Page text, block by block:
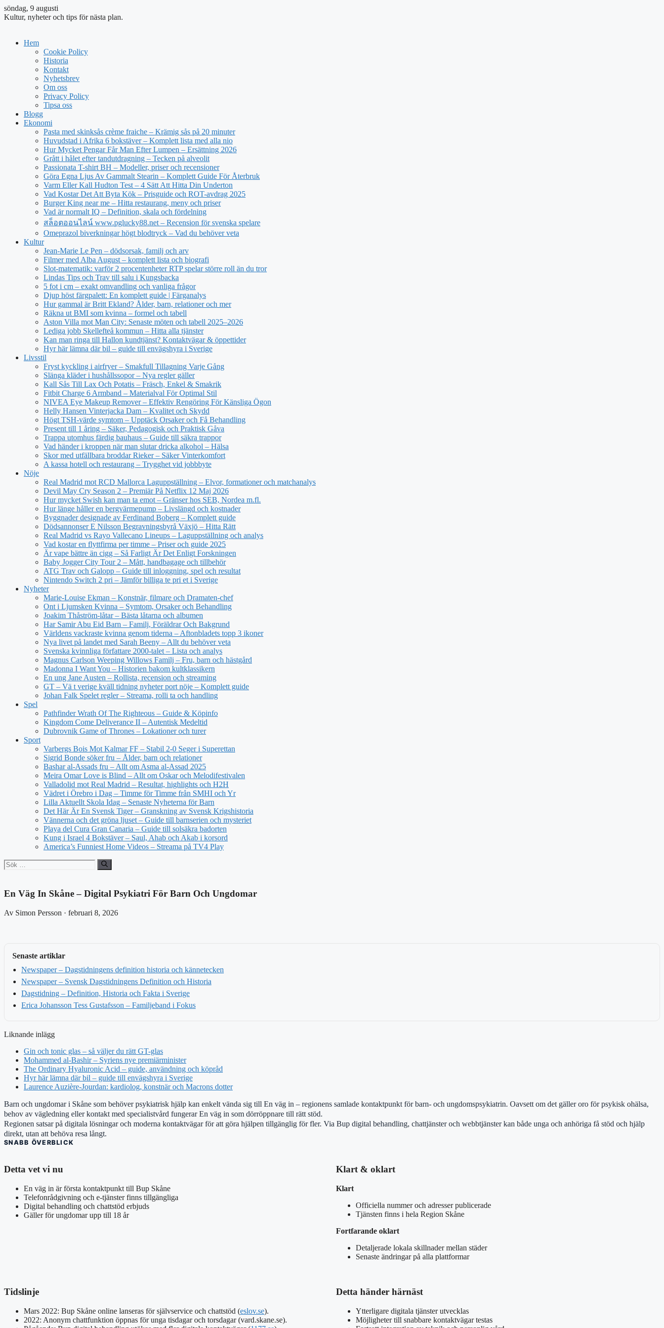
söndag, 9 augusti
Kultur, nyheter och tips för nästa plan.
Hem
Cookie Policy
Historia
Kontakt
Nyhetsbrev
Om oss
Privacy Policy
Tipsa oss
Blogg
Ekonomi
Pasta med skinksås crème fraiche – Krämig sås på 20 minuter
Huvudstad i Afrika 6 bokstäver – Komplett lista med alla nio
Hur Mycket Pengar Får Man Efter Lumpen – Ersättning 2026
Grått i hålet efter tandutdragning – Tecken på alveolit
Passionata T-shirt BH – Modeller, priser och recensioner
Göra Egna Ljus Av Gammalt Stearin – Komplett Guide För Återbruk
Varm Eller Kall Hudton Test – 4 Sätt Att Hitta Din Underton
Vad Kostar Det Att Byta Kök – Prisguide och ROT-avdrag 2025
Burger King near me – Hitta restaurang, meny och priser
Vad är normalt IQ – Definition, skala och fördelning
สล็อตออนไลน์ www.pglucky88.net – Recension för svenska spelare
Omeprazol biverkningar högt blodtryck – Vad du behöver veta
Kultur
Jean‑Marie Le Pen – dödsorsak, familj och arv
Filmer med Alba August – komplett lista och biografi
Slot-matematik: varför 2 procentenheter RTP spelar större roll än du tror
Lindas Tips och Trav till salu i Kungsbacka
5 fot i cm – exakt omvandling och vanliga frågor
Djup höst färgpalett: En komplett guide | Färganalys
Hur gammal är Britt Ekland? Ålder, barn, relationer och mer
Räkna ut BMI som kvinna – formel och tabell
Aston Villa mot Man City: Senaste möten och tabell 2025–2026
Lediga jobb Skellefteå kommun – Hitta alla tjänster
Kan man ringa till Hallon kundtjänst? Kontaktvägar & öppettider
Hyr här lämna där bil – guide till envägshyra i Sverige
Livsstil
Fryst kyckling i airfryer – Smakfull Tillagning Varje Gång
Slänga kläder i hushållssopor – Nya regler gäller
Kall Sås Till Lax Och Potatis – Fräsch, Enkel & Smakrik
Fitbit Charge 6 Armband – Materialval För Optimal Stil
NIVEA Eye Makeup Remover – Effektiv Rengöring För Känsliga Ögon
Helly Hansen Vinterjacka Dam – Kvalitet och Skydd
Högt TSH-värde symtom – Upptäck Orsaker och Få Behandling
Present till 1 åring – Säker, Pedagogisk och Praktisk Gåva
Trappa utomhus färdig bauhaus – Guide till säkra trappor
Vad händer i kroppen när man slutar dricka alkohol – Hälsa
Skor med utfällbara broddar Rieker – Säker Vinterkomfort
A kassa hotell och restaurang – Trygghet vid jobbbyte
Nöje
Real Madrid mot RCD Mallorca Laguppställning – Elvor, formationer och matchanalys
Devil May Cry Season 2 – Premiär På Netflix 12 Maj 2026
Hur mycket Swish kan man ta emot – Gränser hos SEB, Nordea m.fl.
Hur länge håller en bergvärmepump – Livslängd och kostnader
Byggnader designade av Ferdinand Boberg – Komplett guide
Dödsannonser E Nilsson Begravningsbyrå Växjö – Hitta Rätt
Real Madrid vs Rayo Vallecano Lineups – Laguppställning och analys
Vad kostar en flyttfirma per timme – Priser och guide 2025
Är vape bättre än cigg – Så Farligt Är Det Enligt Forskningen
Baby Jogger City Tour 2 – Mått, handbagage och tillbehör
ATG Trav och Galopp – Guide till inloggning, spel och resultat
Nintendo Switch 2 pri – Jämför billiga te pri et i Sverige
Nyheter
Marie-Louise Ekman – Konstnär, filmare och Dramaten-chef
Ont i Ljumsken Kvinna – Symtom, Orsaker och Behandling
Joakim Thåström-låtar – Bästa låtarna och albumen
Har Samir Abu Eid Barn – Familj, Föräldrar Och Bakgrund
Världens vackraste kvinna genom tiderna – Aftonbladets topp 3 ikoner
Nya livet på landet med Sarah Beeny – Allt du behöver veta
Svenska kvinnliga författare 2000-talet – Lista och analys
Magnus Carlson Weeping Willows Familj – Fru, barn och hästgård
Madonna I Want You – Historien bakom kultklassikern
En ung Jane Austen – Rollista, recension och streaming
GT – Vä t verige kväll tidning nyheter port nöje – Komplett guide
Johan Falk Spelet regler – Streama, rolli ta och handling
Spel
Pathfinder Wrath Of The Righteous – Guide & Köpinfo
Kingdom Come Deliverance II – Autentisk Medeltid
Dubrovnik Game of Thrones – Lokationer och turer
Sport
Varbergs Bois Mot Kalmar FF – Stabil 2-0 Seger i Superettan
Sigrid Bonde söker fru – Ålder, barn och relationer
Bashar al-Assads fru – Allt om Asma al-Assad 2025
Meira Omar Love is Blind – Allt om Oskar och Melodifestivalen
Valladolid mot Real Madrid – Resultat, highlights och H2H
Vädret i Örebro i Dag – Timme för Timme från SMHI och Yr
Lilla Aktuellt Skola Idag – Senaste Nyheterna för Barn
Det Här Är En Svensk Tiger – Granskning av Svensk Krigshistoria
Vännerna och det gröna ljuset – Guide till barnserien och mysteriet
Playa del Cura Gran Canaria – Guide till solsäkra badorten
Kung i Israel 4 Bokstäver – Saul, Ahab och Akab i korsord
America’s Funniest Home Videos – Streama på TV4 Play
Sök
efter:
En Väg In Skåne – Digital Psykiatri För Barn Och Ungdomar
Av Simon Persson · februari 8, 2026
Senaste artiklar
Newspaper – Dagstidningens definition historia och kännetecken
Newspaper – Svensk Dagstidningens Definition och Historia
Dagstidning – Definition, Historia och Fakta i Sverige
Erica Johansson Tess Gustafsson – Familjeband i Fokus
Liknande inlägg
Gin och tonic glas – så väljer du rätt GT-glas
Mohammed al-Bashir – Syriens nye premiärminister
The Ordinary Hyaluronic Acid – guide, användning och köpråd
Hyr här lämna där bil – guide till envägshyra i Sverige
Laurence Auzière-Jourdan: kardiolog, konstnär och Macrons dotter
Barn och ungdomar i Skåne som behöver psykiatrisk hjälp kan enkelt vända sig till En väg in – regionens samlade kontaktpunkt för barn- och ungdomspsykiatrin. Oavsett om det gäller oro för psykisk ohälsa,
behov av vägledning eller kontakt med specialistvård fungerar En väg in som dörröppnare till rätt stöd.
Regionen satsar på digitala lösningar och moderna kontaktvägar för att göra hjälpen tillgänglig för fler. Via Bup digital behandling, chattjänster och webbtjänster kan både unga och anhöriga få stöd och hjälp
direkt, utan att behöva resa långt.
SNABB ÖVERBLICK
Detta vet vi nu
En väg in är första kontaktpunkt till Bup Skåne
Telefonrådgivning och e-tjänster finns tillgängliga
Digital behandling och chattstöd erbjuds
Gäller för ungdomar upp till 18 år
Klart & oklart
Klart
Officiella nummer och adresser publicerade
Tjänsten finns i hela Region Skåne
Fortfarande oklart
Detaljerade lokala skillnader mellan städer
Senaste ändringar på alla plattformar
Tidslinje
Mars 2022: Bup Skåne online lanseras för självservice och chattstöd (eslov.se).
2022: Anonym chattfunktion öppnas för unga tisdagar och torsdagar (vard.skane.se).
Detta händer härnäst
Ytterligare digitala tjänster utvecklas
Möjligheter till snabbare kontaktvägar testas